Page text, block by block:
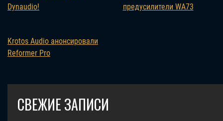
Dynaudio!
предусилители WA73
Krotos Audio анонсировали
Reformer Pro
СВЕЖИЕ ЗАПИСИ